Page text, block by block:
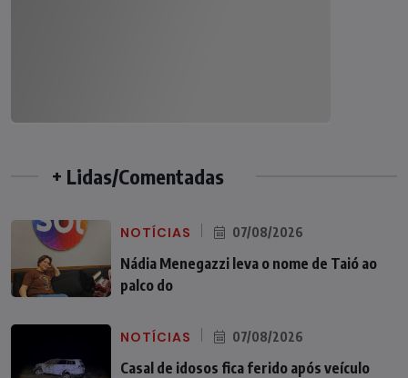
+ Lidas/Comentadas
NOTÍCIAS 07/08/2026
Nádia Menegazzi leva o nome de Taió ao
palco do
NOTÍCIAS 07/08/2026
Casal de idosos fica ferido após veículo